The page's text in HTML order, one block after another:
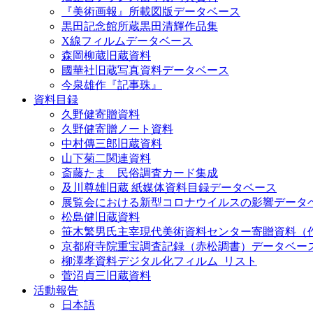
『美術画報』所載図版データベース
黒田記念館所蔵黒田清輝作品集
X線フィルムデータベース
森岡柳蔵旧蔵資料
國華社旧蔵写真資料データベース
今泉雄作『記事珠』
資料目録
久野健寄贈資料
久野健寄贈ノート資料
中村傳三郎旧蔵資料
山下菊二関連資料
斎藤たま 民俗調査カード集成
及川尊雄旧蔵 紙媒体資料目録データベース
展覧会における新型コロナウイルスの影響データ
松島健旧蔵資料
笹木繁男氏主宰現代美術資料センター寄贈資料（
京都府寺院重宝調査記録（赤松調書）データベー
柳澤孝資料デジタル化フィルム_リスト
菅沼貞三旧蔵資料
活動報告
日本語